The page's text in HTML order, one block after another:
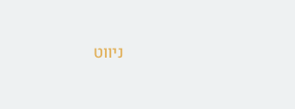
ניווט